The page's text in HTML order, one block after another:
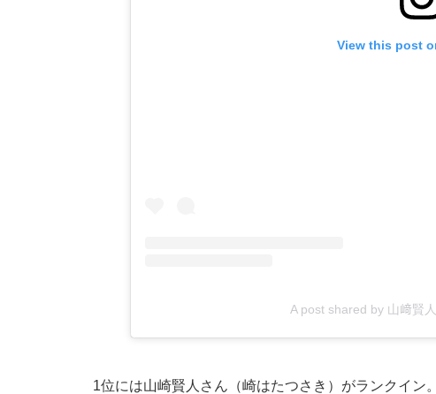
View this post
A post shared by 山﨑賢
1位には山崎賢人さん（崎はたつさき）がランクイ